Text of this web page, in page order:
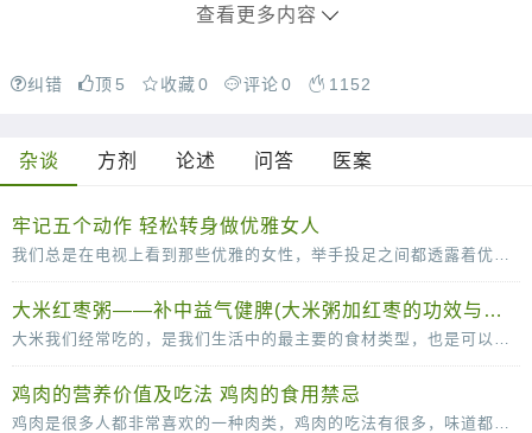
查看更多内容
纠错 顶 5 收藏0 评论0 1152
杂谈 方剂 论述 问答 医案
牢记五个动作 轻松转身做优雅女人
我们总是在电视上看到那些优雅的女性，举手投足之间都透露着优雅。其实，漂亮的女人不单单是脸蛋长得漂亮，拥有一个完美的身材，更要有气质，而气质并不是一天两天就可以培养出来的，需
大米红枣粥——补中益气健脾(大米粥加红枣的功效与作用)
大米我们经常吃的，是我们生活中的最主要的食材类型，也是可以补充丰富的碳水化合物的重要的来源。大米和红枣搭配煮粥的话可以有滋补气血的作用，红枣可以补血，而且还可以补铁的哦
鸡肉的营养价值及吃法 鸡肉的食用禁忌
鸡肉是很多人都非常喜欢的一种肉类，鸡肉的吃法有很多，味道都很可口，鸡肉的脂肪含量比较低，常吃也没那么容易长胖，营养价值很高。鸡肉的营养价值及吃法多吃鸡肉，有助于抗冻防病，而且